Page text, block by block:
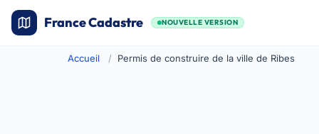
France Cadastre NOUVELLE VERSION
Accueil Permis de construire de la ville de Ribes